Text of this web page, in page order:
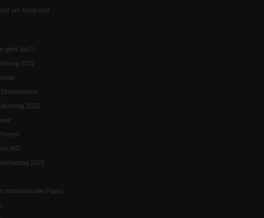
um Krieg und
geht das?
2022
2022
AfD
2021
homosexuelle Paare